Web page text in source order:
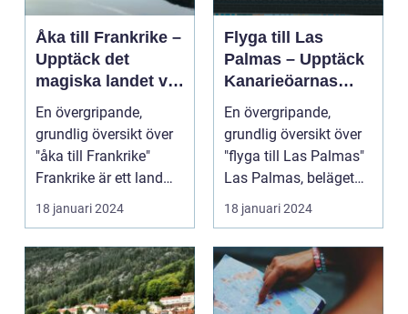
Åka till Frankrike –
Upptäck det
magiska landet vid
Eiffeltornet och
bortom
En övergripande,
grundlig översikt över
"åka till Frankrike"
Frankrike är ett land
som lockar besök...
18 januari 2024
Flyga till Las
Palmas – Upptäck
Kanarieöarnas
pärla
En övergripande,
grundlig översikt över
"flyga till Las Palmas"
Las Palmas, beläget
på ön Gran Cana...
18 januari 2024